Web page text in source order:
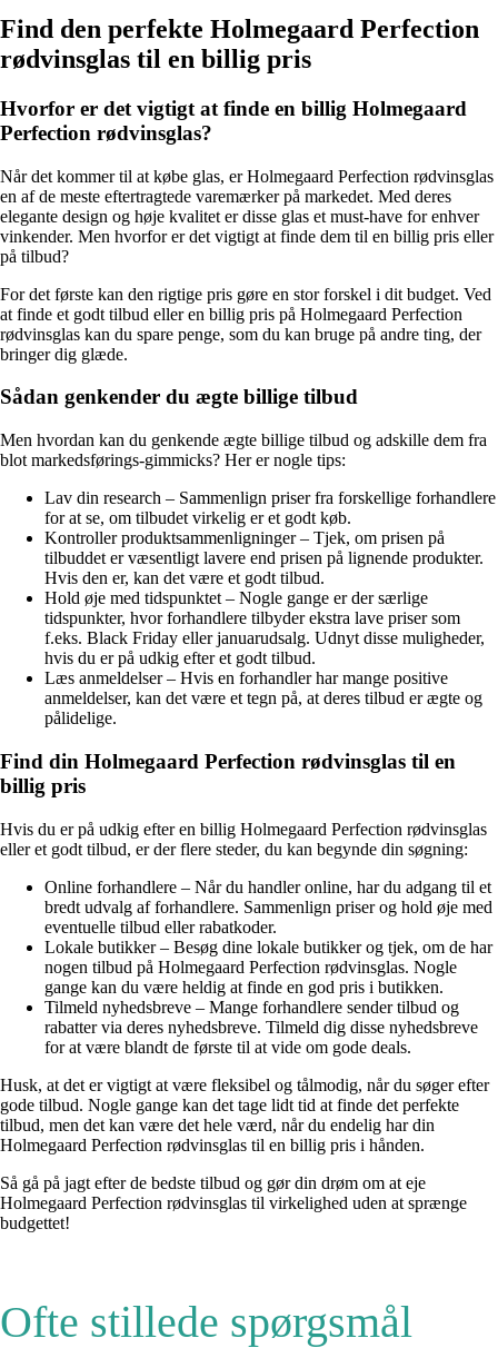
Find den perfekte Holmegaard Perfection
rødvinsglas til en billig pris
Hvorfor er det vigtigt at finde en billig Holmegaard
Perfection rødvinsglas?
Når det kommer til at købe glas, er Holmegaard Perfection rødvinsglas
en af de meste eftertragtede varemærker på markedet. Med deres
elegante design og høje kvalitet er disse glas et must-have for enhver
vinkender. Men hvorfor er det vigtigt at finde dem til en billig pris eller
på tilbud?
For det første kan den rigtige pris gøre en stor forskel i dit budget. Ved
at finde et godt tilbud eller en billig pris på Holmegaard Perfection
rødvinsglas kan du spare penge, som du kan bruge på andre ting, der
bringer dig glæde.
Sådan genkender du ægte billige tilbud
Men hvordan kan du genkende ægte billige tilbud og adskille dem fra
blot markedsførings-gimmicks? Her er nogle tips:
Lav din research – Sammenlign priser fra forskellige forhandlere
for at se, om tilbudet virkelig er et godt køb.
Kontroller produktsammenligninger – Tjek, om prisen på
tilbuddet er væsentligt lavere end prisen på lignende produkter.
Hvis den er, kan det være et godt tilbud.
Hold øje med tidspunktet – Nogle gange er der særlige
tidspunkter, hvor forhandlere tilbyder ekstra lave priser som
f.eks. Black Friday eller januarudsalg. Udnyt disse muligheder,
hvis du er på udkig efter et godt tilbud.
Læs anmeldelser – Hvis en forhandler har mange positive
anmeldelser, kan det være et tegn på, at deres tilbud er ægte og
pålidelige.
Find din Holmegaard Perfection rødvinsglas til en
billig pris
Hvis du er på udkig efter en billig Holmegaard Perfection rødvinsglas
eller et godt tilbud, er der flere steder, du kan begynde din søgning:
Online forhandlere – Når du handler online, har du adgang til et
bredt udvalg af forhandlere. Sammenlign priser og hold øje med
eventuelle tilbud eller rabatkoder.
Lokale butikker – Besøg dine lokale butikker og tjek, om de har
nogen tilbud på Holmegaard Perfection rødvinsglas. Nogle
gange kan du være heldig at finde en god pris i butikken.
Tilmeld nyhedsbreve – Mange forhandlere sender tilbud og
rabatter via deres nyhedsbreve. Tilmeld dig disse nyhedsbreve
for at være blandt de første til at vide om gode deals.
Husk, at det er vigtigt at være fleksibel og tålmodig, når du søger efter
gode tilbud. Nogle gange kan det tage lidt tid at finde det perfekte
tilbud, men det kan være det hele værd, når du endelig har din
Holmegaard Perfection rødvinsglas til en billig pris i hånden.
Så gå på jagt efter de bedste tilbud og gør din drøm om at eje
Holmegaard Perfection rødvinsglas til virkelighed uden at sprænge
budgettet!
Ofte stillede spørgsmål